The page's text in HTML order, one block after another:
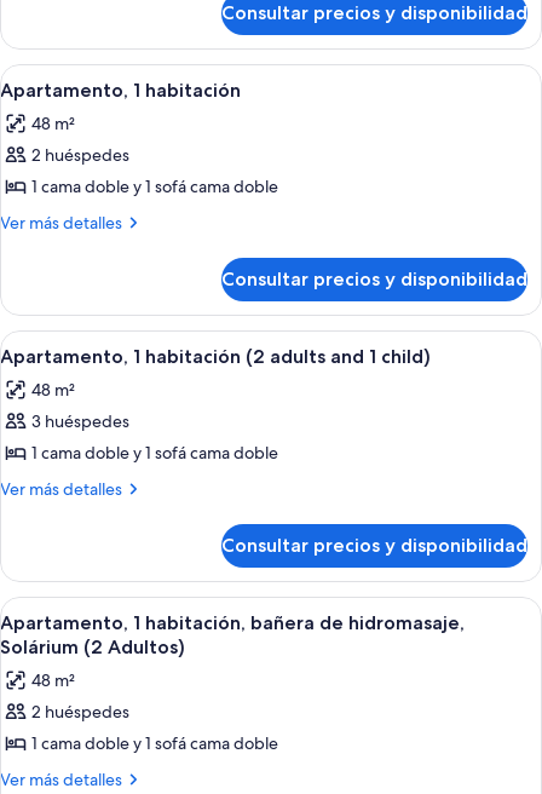
(Suite
2
adults
and
2
children)
1
habitación
(Suite
adults
and
children)
Consultar precios y disponibilidad
Abrir
todas
las
fotos
de
Apartamento,
Habitación de hotel con cama,
6
Apartamento, 1 habitación
48 m²
2 huéspedes
1 cama doble y 1 sofá cama doble
Ver más detalles
Más
1
habitación
Consultar precios y disponibilidad
Abrir
todas
las
fotos
de
Apartamento,
(2
adults
and
1
child)
Habitación de hotel con cama,
6
Apartamento, 1 habitación (2 adults and 1 child)
48 m²
3 huéspedes
1 cama doble y 1 sofá cama doble
Ver más detalles
Más
1
habitación
(2
adults
child)
Consultar precios y disponibilidad
Abrir
todas
las
fotos
de
Apartamento,
1
Habitación de hotel con cama,
7
Apartamento, 1 habitación, bañera de hidromasaje,
Solárium (2 Adultos)
48 m²
2 huéspedes
1 cama doble y 1 sofá cama doble
Ver más detalles
Más